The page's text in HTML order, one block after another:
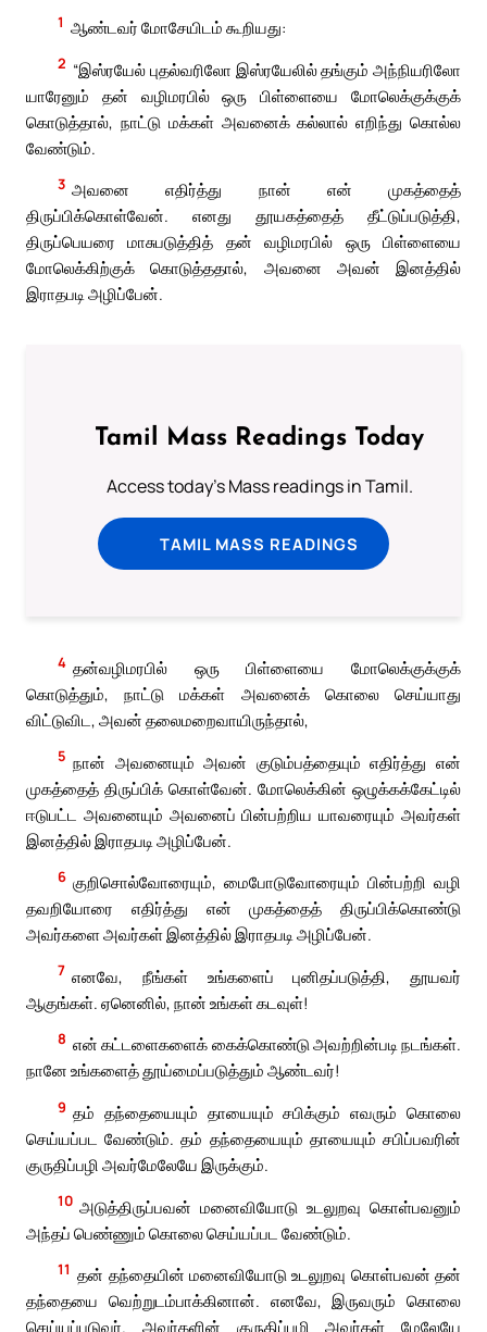
1 ஆண்டவர் மோசேயிடம் கூறியது:
2 “இஸ்ரயேல் புதல்வரிலோ இஸ்ரயேலில் தங்கும் அந்நியரிலோ
யாரேனும் தன் வழிமரபில் ஒரு பிள்ளையை மோலெக்குக்குக்
கொடுத்தால், நாட்டு மக்கள் அவனைக் கல்லால் எறிந்து கொல்ல
வேண்டும்.
3 அவனை எதிர்த்து நான் என் முகத்தைத்
திருப்பிக்கொள்வேன். எனது தூயகத்தைத் தீட்டுப்படுத்தி,
திருப்பெயரை மாசுபடுத்தித் தன் வழிமரபில் ஒரு பிள்ளையை
மோலெக்கிற்குக் கொடுத்ததால், அவனை அவன் இனத்தில்
இராதபடி அழிப்பேன்.
Tamil Mass Readings Today
Access today's Mass readings in Tamil.
TAMIL MASS READINGS
4 தன்வழிமரபில் ஒரு பிள்ளையை மோலெக்குக்குக்
கொடுத்தும், நாட்டு மக்கள் அவனைக் கொலை செய்யாது
விட்டுவிட, அவன் தலைமறைவாயிருந்தால்,
5 நான் அவனையும் அவன் குடும்பத்தையும் எதிர்த்து என்
முகத்தைத் திருப்பிக் கொள்வேன். மோலெக்கின் ஒழுக்கக்கேட்டில்
ஈடுபட்ட அவனையும் அவனைப் பின்பற்றிய யாவரையும் அவர்கள்
இனத்தில் இராதபடி அழிப்பேன்.
6 குறிசொல்வோரையும், மைபோடுவோரையும் பின்பற்றி வழி
தவறியோரை எதிர்த்து என் முகத்தைத் திருப்பிக்கொண்டு
அவர்களை அவர்கள் இனத்தில் இராதபடி அழிப்பேன்.
7 எனவே, நீங்கள் உங்களைப் புனிதப்படுத்தி, தூயவர்
ஆகுங்கள். ஏனெனில், நான் உங்கள் கடவுள்!
8 என் கட்டளைகளைக் கைக்கொண்டு அவற்றின்படி நடங்கள்.
நானே உங்களைத் தூய்மைப்படுத்தும் ஆண்டவர்!
9 தம் தந்தையையும் தாயையும் சபிக்கும் எவரும் கொலை
செய்யப்பட வேண்டும். தம் தந்தையையும் தாயையும் சபிப்பவரின்
குருதிப்பழி அவர்மேலேயே இருக்கும்.
10 அடுத்திருப்பவன் மனைவியோடு உடலுறவு கொள்பவனும்
அந்தப் பெண்ணும் கொலை செய்யப்பட வேண்டும்.
11 தன் தந்தையின் மனைவியோடு உடலுறவு கொள்பவன் தன்
தந்தையை வெற்றுடம்பாக்கினான். எனவே, இருவரும் கொலை
செய்யப்படுவர். அவர்களின் குருதிப்பழி அவர்கள் மேலேயே